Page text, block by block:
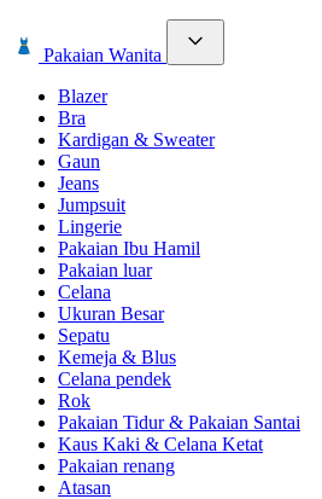
Pakaian Wanita
Blazer
Bra
Kardigan & Sweater
Gaun
Jeans
Jumpsuit
Lingerie
Pakaian Ibu Hamil
Pakaian luar
Celana
Ukuran Besar
Sepatu
Kemeja & Blus
Celana pendek
Rok
Pakaian Tidur & Pakaian Santai
Kaus Kaki & Celana Ketat
Pakaian renang
Atasan